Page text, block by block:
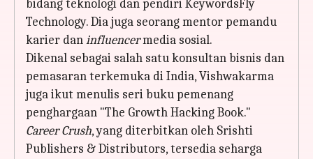
bidang teknologi dan pendiri KeywordsFly
Technology. Dia juga seorang mentor pemandu
karier daninfluencermedia sosial.
Dikenal sebagai salah satu konsultan bisnis dan
pemasaran terkemuka di India, Vishwakarma
juga ikut menulis seri buku pemenang
penghargaan "The Growth Hacking Book."
Career Crush, yang diterbitkan oleh Srishti
Publishers & Distributors, tersedia seharga